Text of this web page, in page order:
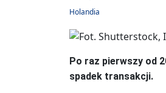
Holandia
Po raz pierwszy od
spadek transakcji.